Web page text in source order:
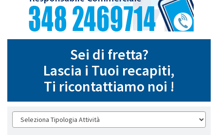
Sei di fretta?
Lascia i Tuoi recapiti,
Ti ricontattiamo noi !